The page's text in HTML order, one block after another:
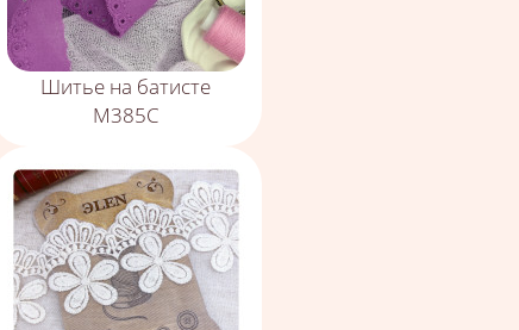
Шитье на батисте
М385С